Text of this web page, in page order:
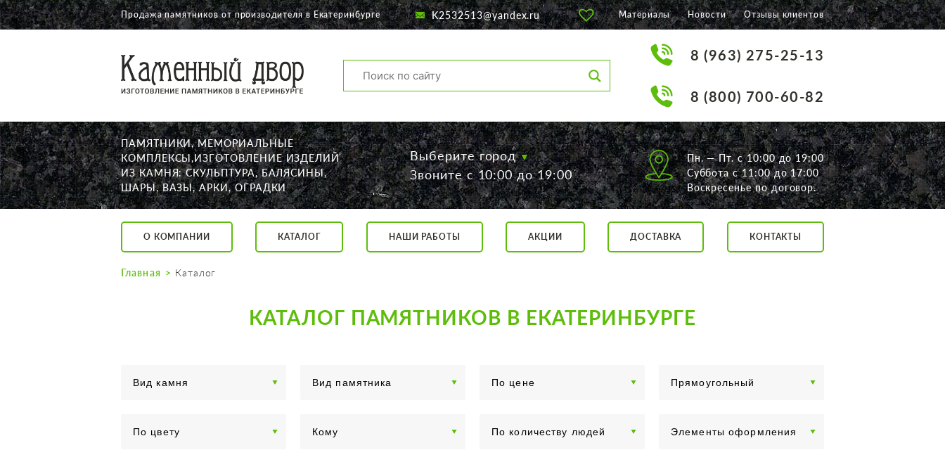
О КОМПАНИИ
КАТАЛОГ
НАШИ РАБОТЫ
АКЦИИ
ДОСТАВКА
КОНТАКТЫ
K2532513@yandex.ru
Екатеринбург, Щорса, 56
Продажа памятников от производителя в Екатеринбурге K2532513@yandex.ru Материалы Новости Отзывы клиентов
8 (963) 275-25-13
8 (800) 700-60-82
ПАМЯТНИКИ, МЕМОРИАЛЬНЫЕ
КОМПЛЕКСЫ,ИЗГОТОВЛЕНИЕ ИЗДЕЛИЙ
ИЗ КАМНЯ: СКУЛЬПТУРА, БАЛЯСИНЫ,
ШАРЫ, ВАЗЫ, АРКИ, ОГРАДКИ
Выберите город
Звоните с 10:00 до 19:00
Пн. — Пт. с 10:00 до 19:00
Суббота с 11:00 до 17:00
Воскресенье по договор.
О КОМПАНИИ КАТАЛОГ НАШИ РАБОТЫ АКЦИИ ДОСТАВКА КОНТАКТЫ
Главная Каталог
КАТАЛОГ ПАМЯТНИКОВ В ЕКАТЕРИНБУРГЕ